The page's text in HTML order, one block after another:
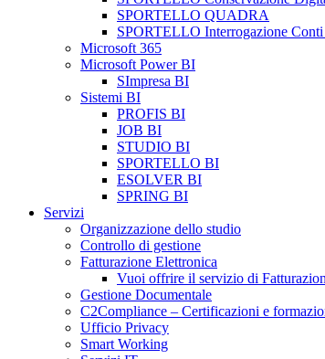
SPORTELLO QUADRA
SPORTELLO Interrogazione
Microsoft 365
Microsoft Power BI
SImpresa BI
Sistemi BI
PROFIS BI
JOB BI
STUDIO BI
SPORTELLO BI
ESOLVER BI
SPRING BI
Servizi
Organizzazione dello studio
Controllo di gestione
Fatturazione Elettronica
Vuoi offrire il servizio di
Gestione Documentale
C2Compliance – Certificazioni e
Ufficio Privacy
Smart Working